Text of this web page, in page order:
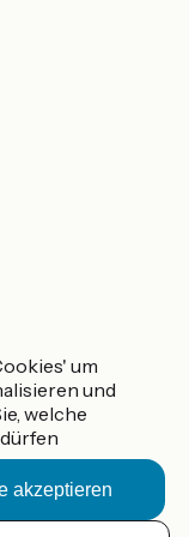
um
und
welche
akzeptieren